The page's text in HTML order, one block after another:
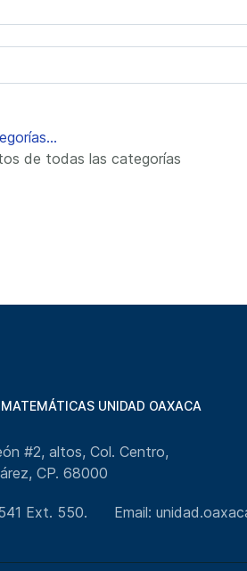
de paginación
de todas las categorías
UNIDAD OAXACA
#2, altos, Col. Centro,
CP. 68000
Ext. 550. Email: